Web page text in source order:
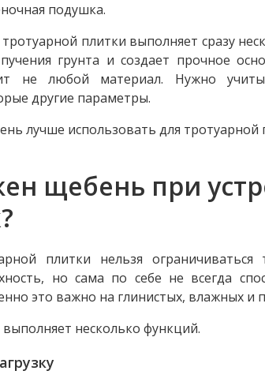
подушка.
плитки выполняет сразу
грунта и создает прочное
не любой материал. Нужно
другие параметры.
лучше использовать для
щебень при
плитки нельзя
но сама по себе не всегда
это важно на глинистых, влажных и
несколько функций.